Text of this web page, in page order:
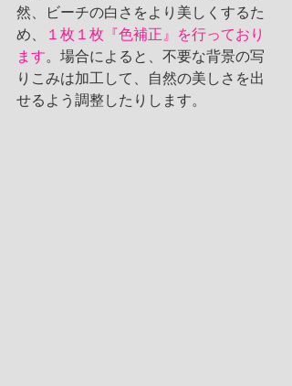
然、ビーチの白さをより美しくするた
め、
１枚１枚『色補正』を行っており
ます。場合によると、不要な背景の写
りこみは加工して、自然の美しさを出
せるよう調整したりします。